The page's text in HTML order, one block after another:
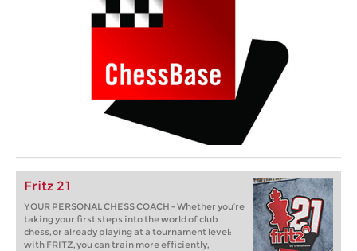
Fritz 21
YOUR PERSONAL CHESS COACH - Whether you’re
taking your first steps into the world of club
chess, or already playing at a tournament level:
with FRITZ, you can train more efficiently,